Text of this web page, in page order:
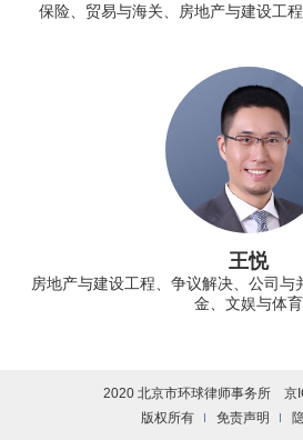
保险、贸易与海关、房地产与建设工
王悦
房地产与建设工程、争议解决、公司与
金、文娱与体育
2020 北京市环球律师事务所 京
版权所有
免责声明